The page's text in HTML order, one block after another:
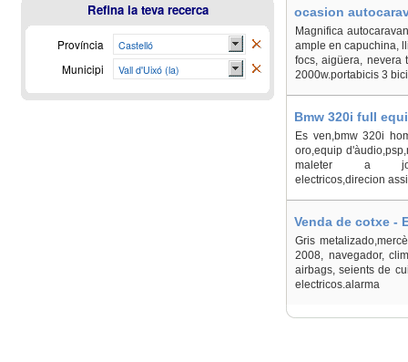
ocasion
Magnifica
ample en capuchina,
focs, aigüera, nevera
2000w.portabicis 3
Bmw 320i full
Es ven,bmw 320i
oro,equip
maleter a
electricos,direcion
Venda de cotxe -
Gris
2008, navegador,
airbags, seients de
electricos.alarma
Refina la teva recerca
Província Castelló
Municipi Vall d'Uixó (la)